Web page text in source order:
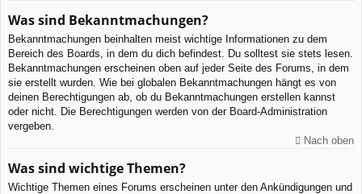
Was sind Bekanntmachungen?
Bekanntmachungen beinhalten meist wichtige Informationen zu dem
Bereich des Boards, in dem du dich befindest. Du solltest sie stets lesen.
Bekanntmachungen erscheinen oben auf jeder Seite des Forums, in dem
sie erstellt wurden. Wie bei globalen Bekanntmachungen hängt es von
deinen Berechtigungen ab, ob du Bekanntmachungen erstellen kannst
oder nicht. Die Berechtigungen werden von der Board-Administration
vergeben.
Nach oben
Was sind wichtige Themen?
Wichtige Themen eines Forums erscheinen unter den Ankündigungen und